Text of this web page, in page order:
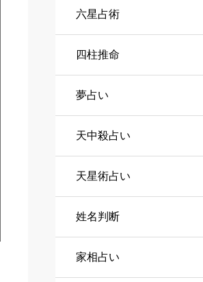
六星占術
四柱推命
夢占い
天中殺占い
天星術占い
姓名判断
家相占い